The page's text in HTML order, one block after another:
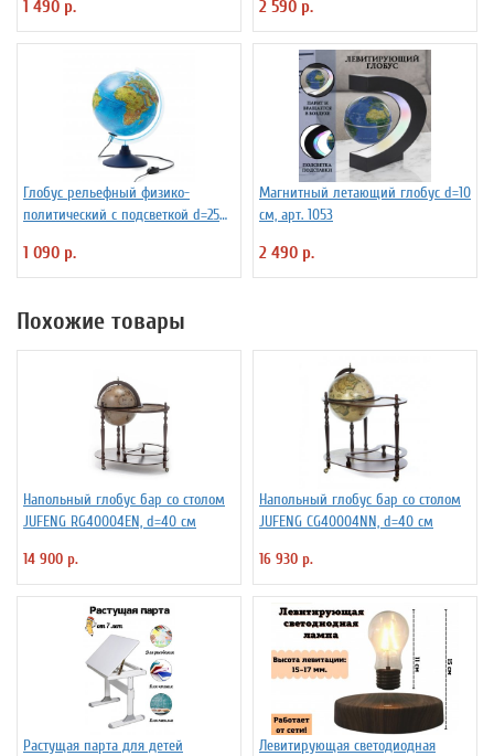
1 490 р. 2 590 р.
Глобус рельефный физико-
политический с подсветкой d=25
1 090 р.
Магнитный летающий глобус d=10
см, арт. 1053
2 490 р.
Похожие товары
Напольный глобус бар со столом
JUFENG RG40004EN, d=40 см
14 900 р.
Напольный глобус бар со столом
JUFENG CG40004NN, d=40 см
16 930 р.
Растущая парта для детей
Левитирующая светодиодная